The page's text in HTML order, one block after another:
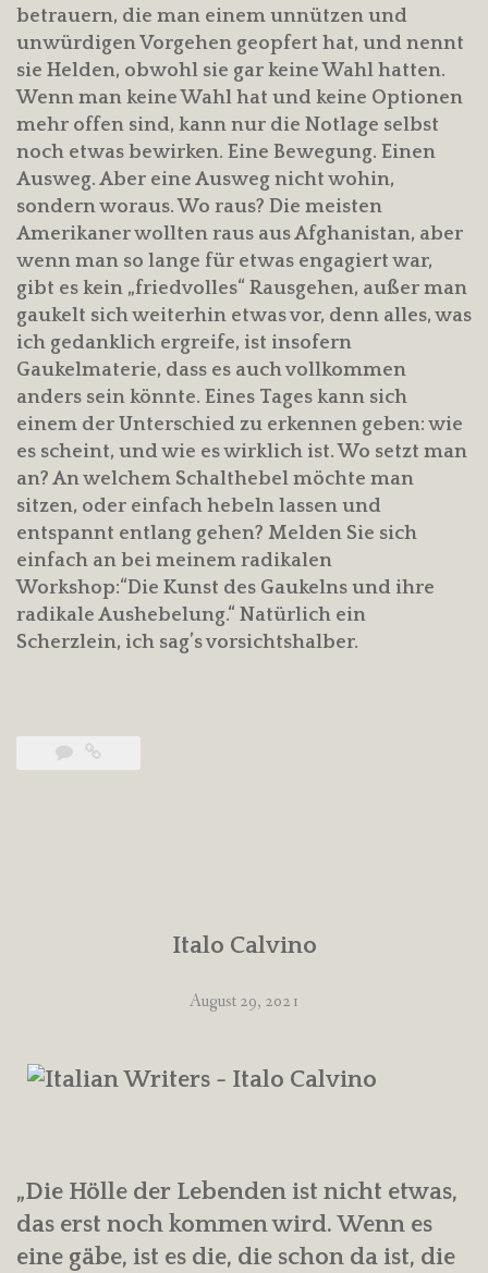
betrauern, die man einem unnützen und
unwürdigen Vorgehen geopfert hat, und nennt
sie Helden, obwohl sie gar keine Wahl hatten.
Wenn man keine Wahl hat und keine Optionen
mehr offen sind, kann nur die Notlage selbst
noch etwas bewirken. Eine Bewegung. Einen
Ausweg. Aber eine Ausweg nicht wohin,
sondern woraus. Wo raus? Die meisten
Amerikaner wollten raus aus Afghanistan, aber
wenn man so lange für etwas engagiert war,
gibt es kein „friedvolles“ Rausgehen, außer man
gaukelt sich weiterhin etwas vor, denn alles, was
ich gedanklich ergreife, ist insofern
Gaukelmaterie, dass es auch vollkommen
anders sein könnte. Eines Tages kann sich
einem der Unterschied zu erkennen geben: wie
es scheint, und wie es wirklich ist. Wo setzt man
an? An welchem Schalthebel möchte man
sitzen, oder einfach hebeln lassen und
entspannt entlang gehen? Melden Sie sich
einfach an bei meinem radikalen
Workshop:“Die Kunst des Gaukelns und ihre
radikale Aushebelung.“ Natürlich ein
Scherzlein, ich sag’s vorsichtshalber.
Italo Calvino
August 29, 2021
„Die Hölle der Lebenden ist nicht etwas,
das erst noch kommen wird. Wenn es
eine gäbe, ist es die, die schon da ist, die